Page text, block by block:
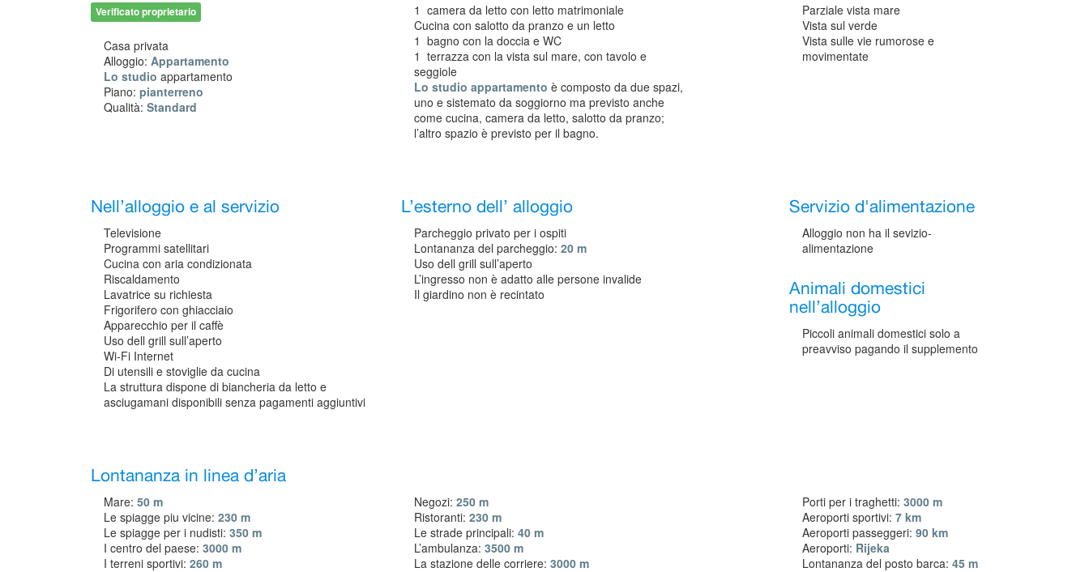
Verificato proprietario
Casa privata
Alloggio: Appartamento
Lo studio appartamento
Piano: pianterreno
Qualità: Standard
1 camera da letto con letto matrimoniale
Cucina con salotto da pranzo e un letto
1 bagno con la doccia e WC
1 terrazza con la vista sul mare, con tavolo e
seggiole
Lo studio appartamento è composto da due spazi,
uno e sistemato da soggiorno ma previsto anche
come cucina, camera da letto, salotto da pranzo;
l’altro spazio è previsto per il bagno.
Parziale vista mare
Vista sul verde
Vista sulle vie rumorose e
movimentate
Nell’alloggio e al servizio
Televisione
Programmi satellitari
Cucina con aria condizionata
Riscaldamento
Lavatrice su richiesta
Frigorifero con ghiacciaio
Apparecchio per il caffè
Uso dell grill sull’aperto
Wi-Fi Internet
Di utensili e stoviglie da cucina
La struttura dispone di biancheria da letto e
asciugamani disponibili senza pagamenti aggiuntivi
L’esterno dell’ alloggio
Parcheggio privato per i ospiti
Lontananza del parcheggio:20 m
Uso dell grill sull’aperto
L’ingresso non è adatto alle persone invalide
Il giardino non è recintato
Servizio d'alimentazione
Alloggio non ha il sevizio-
alimentazione
Animali domestici
nell’alloggio
Piccoli animali domestici solo a
preavviso pagando il supplemento
Lontananza in linea d’aria
Mare: 50 m
Le spiagge piu vicine: 230 m
Le spiagge per i nudisti: 350 m
I centro del paese: 3000 m
I terreni sportivi: 260 m
Negozi:250 m
Ristoranti:230 m
Le strade principali:40 m
L’ambulanza:3500 m
La stazione delle corriere:3000 m
Porti per i traghetti:3000 m
Aeroporti sportivi:7 km
Aeroporti passeggeri:90 km
Aeroporti: Rijeka
Lontananza del posto barca:45 m